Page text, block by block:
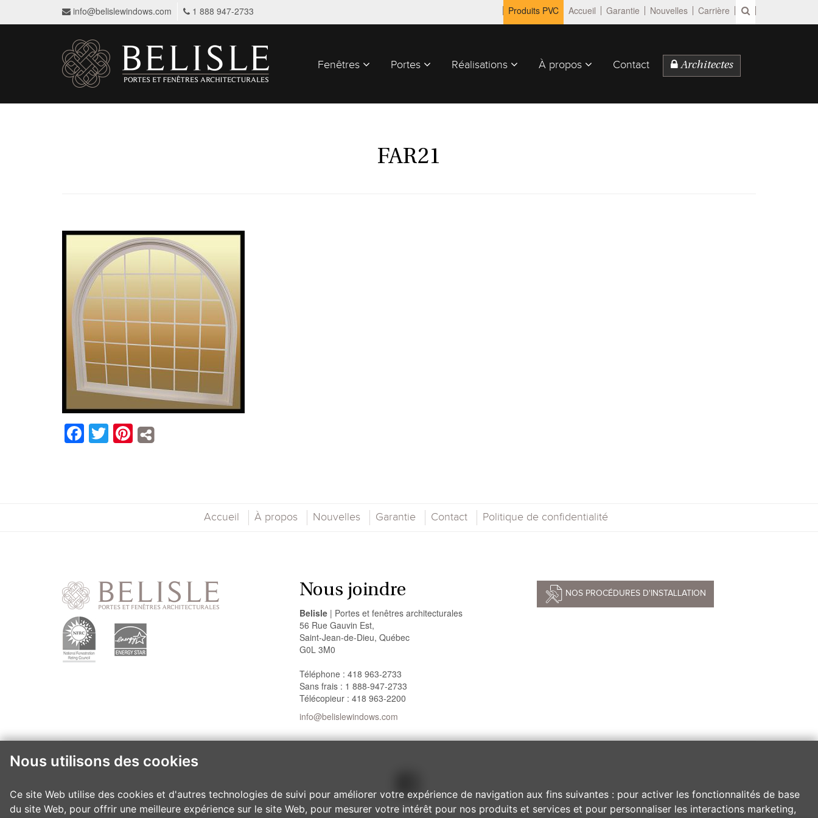
Nous utilisons des cookies
Ce site Web utilise des cookies et d'autres technologies de suivi pour améliorer votre expérience de navigation aux fins suivantes : pour activer les fonctionnalités de base
du site Web, pour offrir une meilleure expérience sur le site Web, pour mesurer votre intérêt pour nos produits et services et pour personnaliser les interactions marketing,
info@belislewindows.com 1 888 947-2733 Produits PVC Accueil Garantie Nouvelles Carrière
Fenêtres Portes Réalisations À propos Contact Architectes
FAR21
Facebook
TwitterPinterest
Accueil À propos Nouvelles Garantie Contact Politique de confidentialité
Nous joindre
Belisle | Portes et fenêtres architecturales
56 Rue Gauvin Est,
Saint-Jean-de-Dieu, Québec
G0L 3M0
Téléphone : 418 963-2733
Sans frais : 1 888-947-2733
Télécopieur : 418 963-2200
info@belislewindows.com
NOS PROCÉDURES D'INSTALLATION